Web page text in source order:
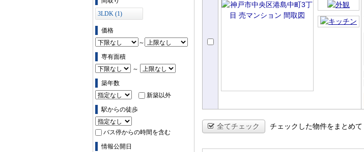
3LDK (1)
価格
～
専有面積
～
築年数
新築以外
駅からの徒歩
バス停からの時間を含む
情報公開日
ョン
全てチェック チェックした物件をまとめて